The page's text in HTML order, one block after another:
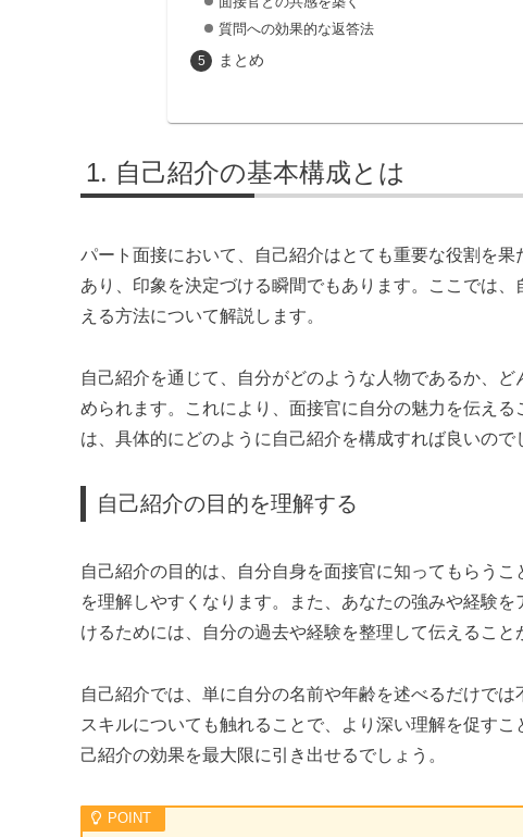
質問への効果的な返答法
まとめ
自己紹介の基本構成とは
パート面接において、自己紹介はとても重要な役割を
あり、印象を決定づける瞬間でもあります。ここでは
える方法について解説します。
自己紹介を通じて、自分がどのような人物であるか、
められます。これにより、面接官に自分の魅力を伝え
は、具体的にどのように自己紹介を構成すれば良いので
自己紹介の目的を理解する
自己紹介の目的は、自分自身を面接官に知ってもらう
を理解しやすくなります。また、あなたの強みや経験
けるためには、自分の過去や経験を整理して伝えること
自己紹介では、単に自分の名前や年齢を述べるだけで
スキルについても触れることで、より深い理解を促す
己紹介の効果を最大限に引き出せるでしょう。